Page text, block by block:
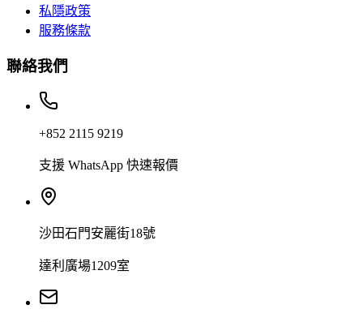
私隱政策
服務條款
聯絡我們
+852 2115 9219
支援 WhatsApp 快速報價
沙田石門安麗街18號
達利廣場1209室